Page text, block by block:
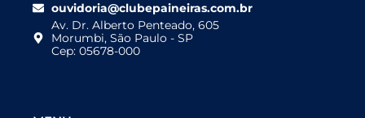
ouvidoria@clubepaineiras.com.br
Av. Dr. Alberto Penteado, 605
Morumbi, São Paulo - SP
Cep: 05678-000